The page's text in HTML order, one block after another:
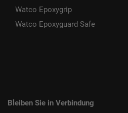
Watco Epoxygrip
Watco Epoxyguard Safe
Bleiben Sie in Verbindung